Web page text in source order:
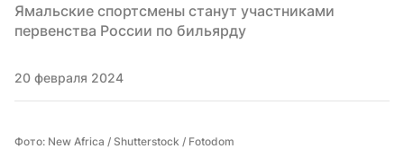
Ямальские спортсмены станут участниками
первенства России по бильярду
20 февраля 2024
Фото: New Africa / Shutterstock / Fotodom